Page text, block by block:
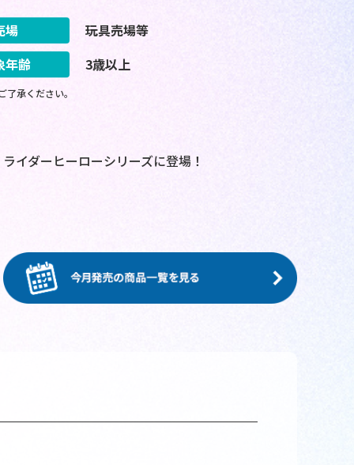
場
玩具売場等
年齢
3歳以上
承ください。
イダーヒーローシリーズに登場！